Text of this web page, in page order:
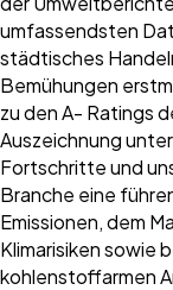
umfassendsten
städtisches
Bemühungen
zu den A- Ratings
Auszeichnung
Fortschritte und
Branche eine
Emissionen, dem
Klimarisiken sowie
kohlenstoffarmen